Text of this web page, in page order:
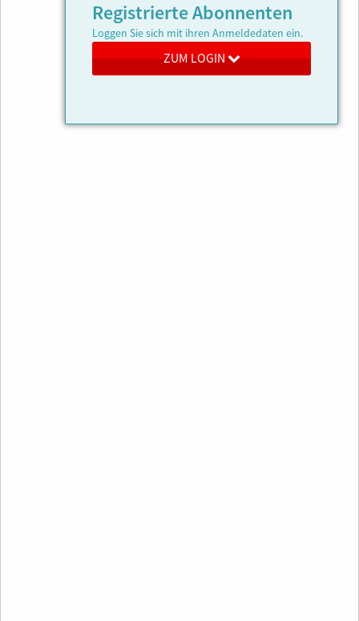
Registrierte Abonnenten
Loggen Sie sich mit ihren Anmeldedaten ein.
ZUM LOGIN